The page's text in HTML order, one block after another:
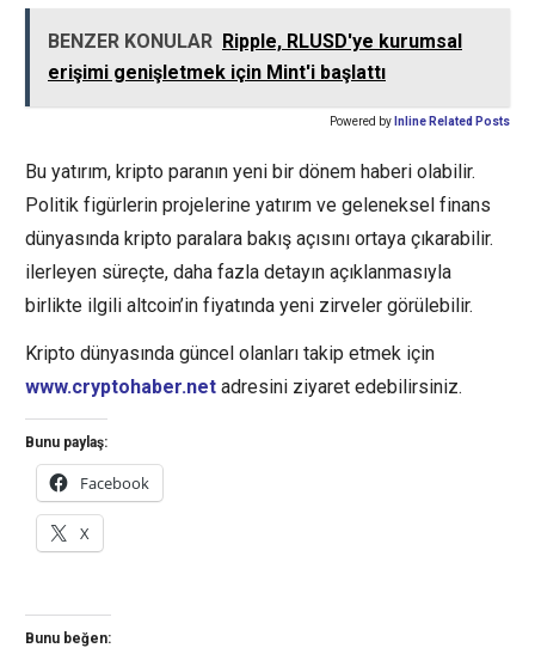
BENZER KONULAR Ripple, RLUSD'ye kurumsal
erişimi genişletmek için Mint'i başlattı
Powered by Inline Related Posts
Bu yatırım, kripto paranın yeni bir dönem haberi olabilir.
Politik figürlerin projelerine yatırım ve geleneksel finans
dünyasında kripto paralara bakış açısını ortaya çıkarabilir.
ilerleyen süreçte, daha fazla detayın açıklanmasıyla
birlikte ilgili altcoin’in fiyatında yeni zirveler görülebilir.
Kripto dünyasında güncel olanları takip etmek için
www.cryptohaber.net adresini ziyaret edebilirsiniz.
Bunu paylaş:
Facebook
X
Bunu beğen: